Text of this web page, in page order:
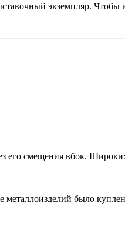
экземпляр.
его смещения вбок.
было